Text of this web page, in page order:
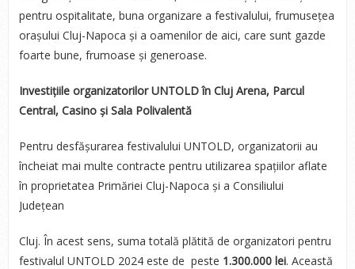
pentru ospitalitate, buna organizare a festivalului, frumusețea
orașului Cluj-Napoca și a oamenilor de aici, care sunt gazde
foarte bune, frumoase și generoase.
Investițiile organizatorilor UNTOLD în Cluj Arena, Parcul
Central, Casino și Sala Polivalentă
Pentru desfășurarea festivalului UNTOLD, organizatorii au
încheiat mai multe contracte pentru utilizarea spațiilor aflate
în proprietatea Primăriei Cluj-Napoca și a Consiliului
Județean
Cluj. În acest sens, suma totală plătită de organizatori pentru
festivalul UNTOLD 2024 este de peste 1.300.000 lei. Această